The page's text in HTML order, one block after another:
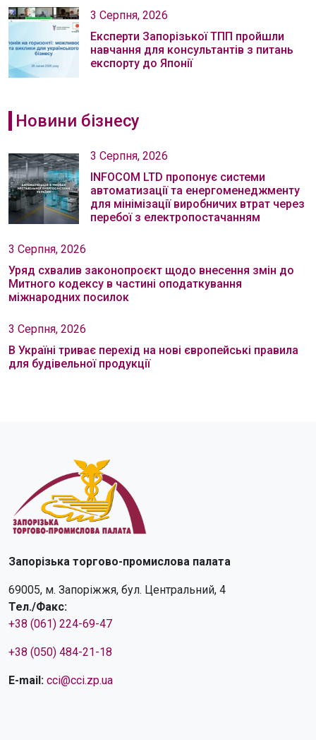
3 Серпня, 2026
Експерти Запорізької ТПП пройшли
навчання для консультантів з питань
експорту до Японії
Новини бізнесу
3 Серпня, 2026
INFOCOM LTD пропонує системи
автоматизації та енергоменеджменту
для мінімізації виробничих втрат через
перебої з електропостачанням
3 Серпня, 2026
Уряд схвалив законопроєкт щодо внесення змін до
Митного кодексу в частині оподаткування
міжнародних посилок
3 Серпня, 2026
В Україні триває перехід на нові європейські правила
для будівельної продукції
Запорізька торгово-промислова палата
69005, м. Запоріжжя, бул. Центральний, 4
Тел./Факс:
+38 (061) 224-69-47
+38 (050) 484-21-18
E-mail: cci@cci.zp.ua